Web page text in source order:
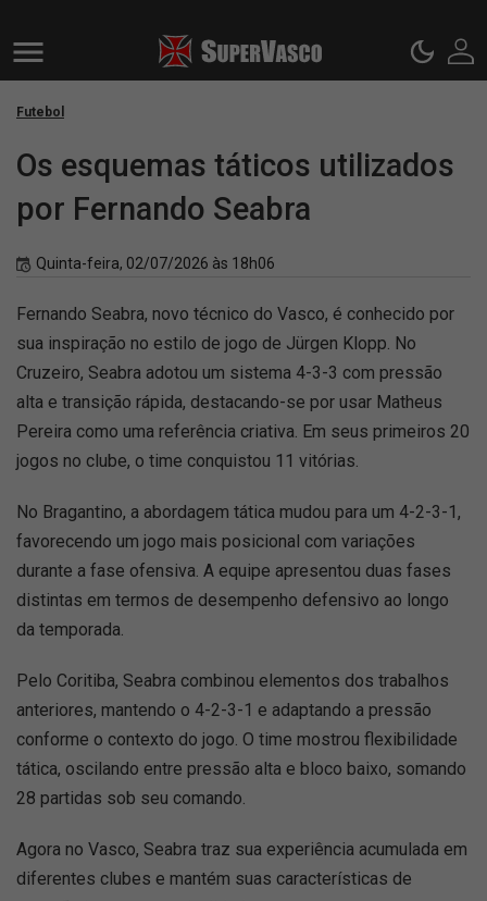
Futebol
Os esquemas táticos utilizados
por Fernando Seabra
Quinta-feira, 02/07/2026 às 18h06
Fernando Seabra, novo técnico do Vasco, é conhecido por
sua inspiração no estilo de jogo de Jürgen Klopp. No
Cruzeiro, Seabra adotou um sistema 4-3-3 com pressão
alta e transição rápida, destacando-se por usar Matheus
Pereira como uma referência criativa. Em seus primeiros 20
jogos no clube, o time conquistou 11 vitórias.
No Bragantino, a abordagem tática mudou para um 4-2-3-1,
favorecendo um jogo mais posicional com variações
durante a fase ofensiva. A equipe apresentou duas fases
distintas em termos de desempenho defensivo ao longo
da temporada.
Pelo Coritiba, Seabra combinou elementos dos trabalhos
anteriores, mantendo o 4-2-3-1 e adaptando a pressão
conforme o contexto do jogo. O time mostrou flexibilidade
tática, oscilando entre pressão alta e bloco baixo, somando
28 partidas sob seu comando.
Agora no Vasco, Seabra traz sua experiência acumulada em
diferentes clubes e mantém suas características de